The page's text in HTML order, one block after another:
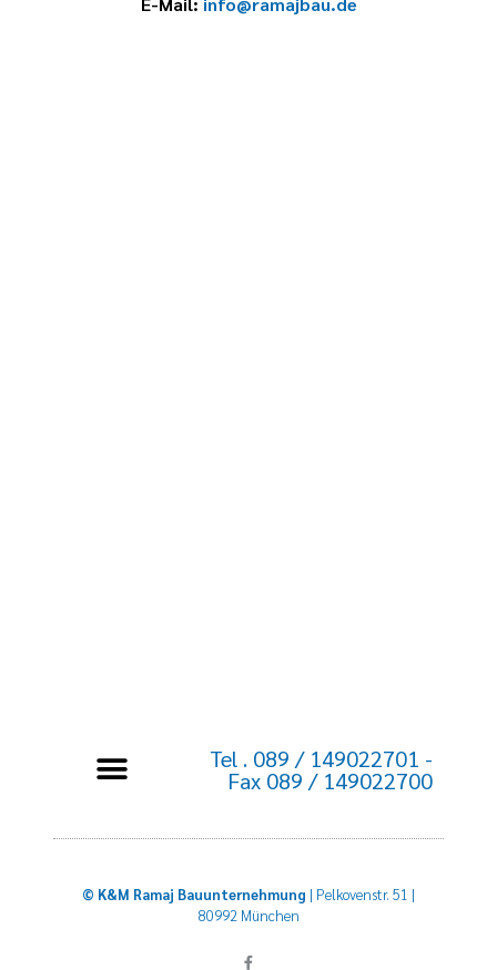
Tel . 089 / 149022701 -
Fax 089 / 149022700
© K&M Ramaj Bauunternehmung | Pelkovenstr. 51 |
80992 München